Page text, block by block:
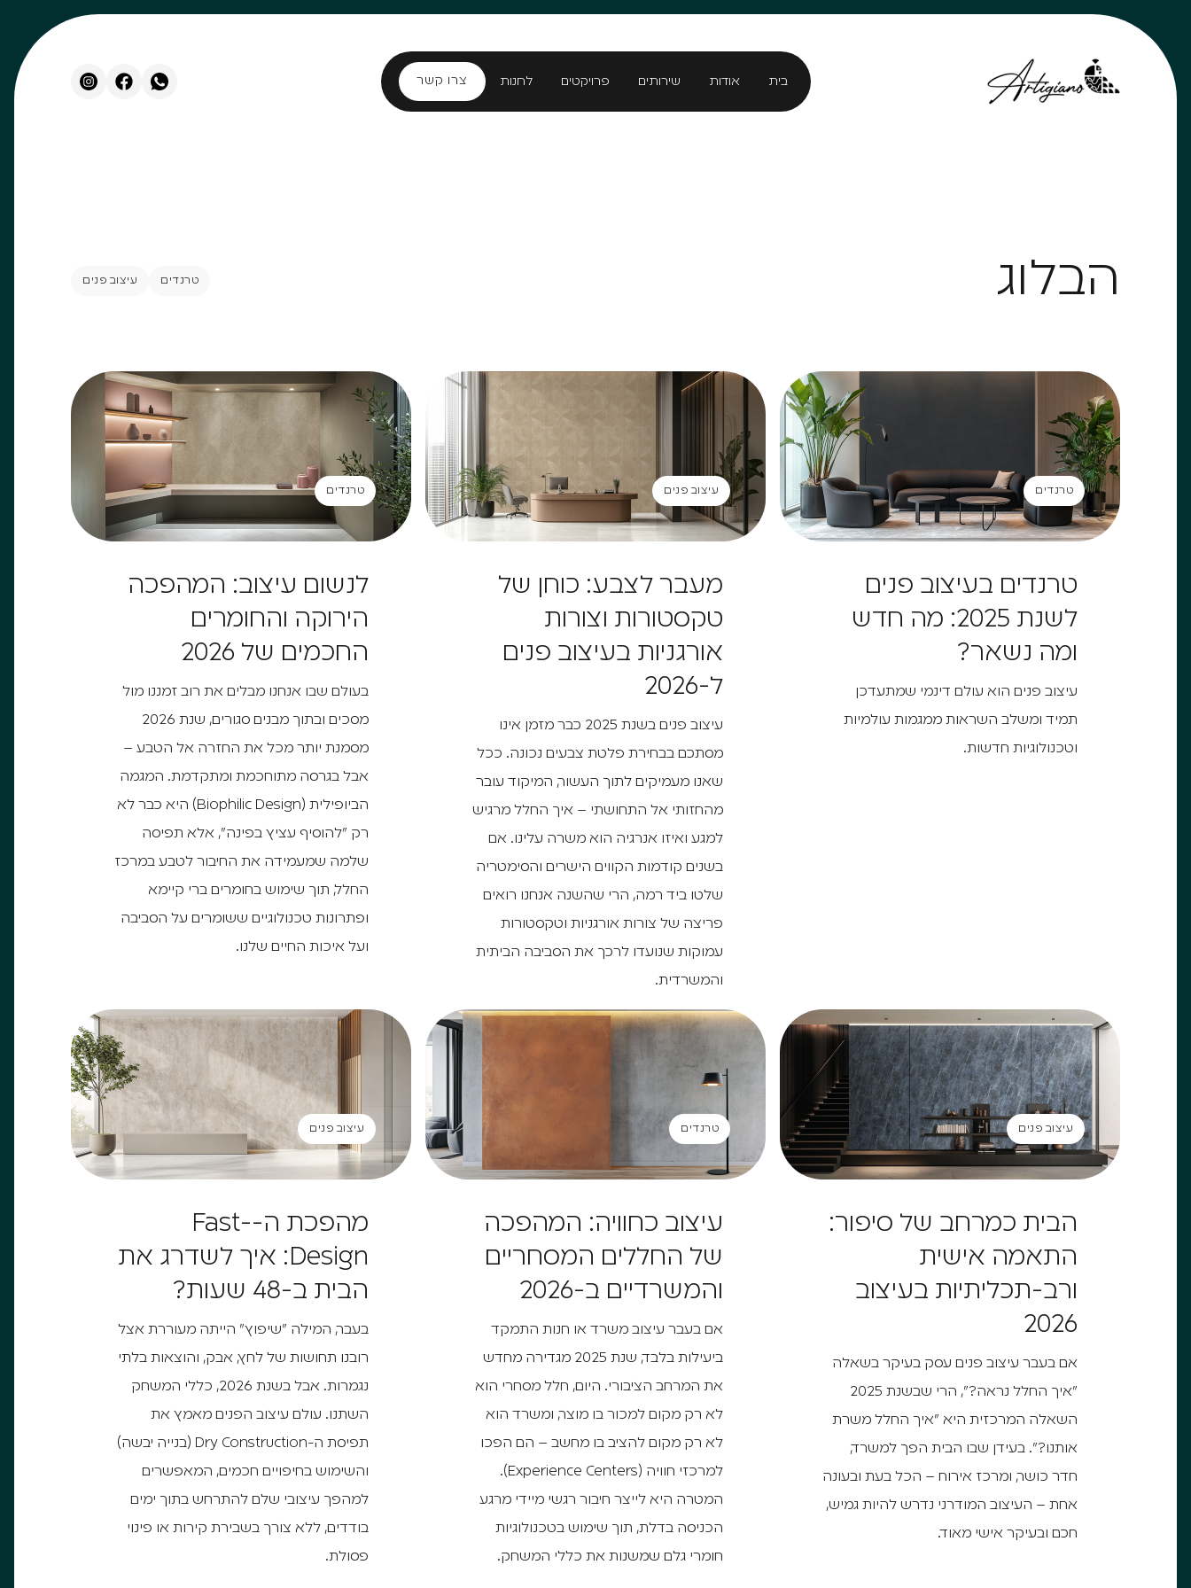
בית אודות שירותים פרויקטים לחנות
צרו קשר
צרו קשר
הבלוג
טרנדים
עיצוב פנים
טרנדים
טרנדים
טרנדים בעיצוב פנים
לשנת 2025: מה חדש
ומה נשאר?
עיצוב פנים הוא עולם דינמי שמתעדכן
תמיד ומשלב השראות ממגמות עולמיות
וטכנולוגיות חדשות.
עיצוב פנים
עיצוב פנים
מעבר לצבע: כוחן של
טקסטורות וצורות
אורגניות בעיצוב פנים
ל-2026
עיצוב פנים בשנת 2025 כבר מזמן אינו
מסתכם בבחירת פלטת צבעים נכונה. ככל
שאנו מעמיקים לתוך העשור, המיקוד עובר
מהחזותי אל התחושתי – איך החלל מרגיש
למגע ואיזו אנרגיה הוא משרה עלינו. אם
בשנים קודמות הקווים הישרים והסימטריה
שלטו ביד רמה, הרי שהשנה אנחנו רואים
פריצה של צורות אורגניות וטקסטורות
עמוקות שנועדו לרכך את הסביבה הביתית
והמשרדית.
טרנדים
טרנדים
לנשום עיצוב: המהפכה
הירוקה והחומרים
החכמים של 2026
בעולם שבו אנחנו מבלים את רוב זמננו מול
מסכים ובתוך מבנים סגורים, שנת 2026
מסמנת יותר מכל את החזרה אל הטבע –
אבל בגרסה מתוחכמת ומתקדמת. המגמה
הביופילית (Biophilic Design) היא כבר לא
רק "להוסיף עציץ בפינה", אלא תפיסה
שלמה שמעמידה את החיבור לטבע במרכז
החלל, תוך שימוש בחומרים ברי קיימא
ופתרונות טכנולוגיים ששומרים על הסביבה
ועל איכות החיים שלנו.
עיצוב פנים
עיצוב פנים
הבית כמרחב של סיפור:
התאמה אישית
ורב-תכליתיות בעיצוב
2026
אם בעבר עיצוב פנים עסק בעיקר בשאלה
"איך החלל נראה?", הרי שבשנת 2025
השאלה המרכזית היא "איך החלל משרת
אותנו?". בעידן שבו הבית הפך למשרד,
חדר כושר, ומרכז אירוח – הכל בעת ובעונה
אחת – העיצוב המודרני נדרש להיות גמיש,
חכם ובעיקר אישי מאוד.
טרנדים
טרנדים
עיצוב כחוויה: המהפכה
של החללים המסחריים
והמשרדיים ב-2026
אם בעבר עיצוב משרד או חנות התמקד
ביעילות בלבד, שנת 2025 מגדירה מחדש
את המרחב הציבורי. היום, חלל מסחרי הוא
לא רק מקום למכור בו מוצר, ומשרד הוא
לא רק מקום להציב בו מחשב – הם הפכו
למרכזי חוויה (Experience Centers).
המטרה היא לייצר חיבור רגשי מיידי מרגע
הכניסה בדלת, תוך שימוש בטכנולוגיות
חומרי גלם שמשנות את כללי המשחק.
עיצוב פנים
עיצוב פנים
מהפכת ה-Fast-
Design: איך לשדרג את
הבית ב-48 שעות?
בעבר, המילה "שיפוץ" הייתה מעוררת אצל
רובנו תחושות של לחץ, אבק, והוצאות בלתי
נגמרות. אבל בשנת 2026, כללי המשחק
השתנו. עולם עיצוב הפנים מאמץ את
תפיסת ה-Dry Construction (בנייה יבשה)
והשימוש בחיפויים חכמים, המאפשרים
למהפך עיצובי שלם להתרחש בתוך ימים
בודדים, ללא צורך בשבירת קירות או פינוי
פסולת.